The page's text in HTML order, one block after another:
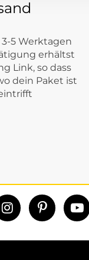
5 Werktagen
erhältst
Link, so dass
dein Paket ist